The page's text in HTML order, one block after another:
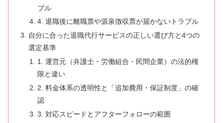
ブル
4. 退職後に離職票や源泉徴収票が届かないトラブル
自分に合った退職代行サービスの正しい選び方と4つの
選定基準
1. 運営元（弁護士・労働組合・民間企業）の法的権
限と違い
2. 料金体系の透明性と「追加費用・保証制度」の確
認
3. 対応スピードとアフターフォローの範囲